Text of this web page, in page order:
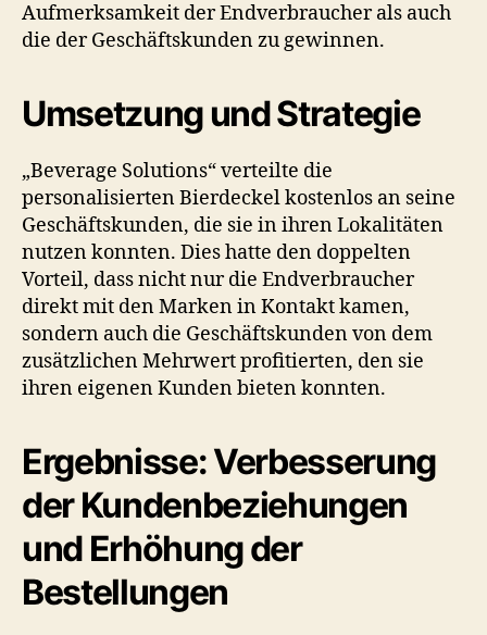
Aufmerksamkeit der Endverbraucher als auch
die der Geschäftskunden zu gewinnen.
Umsetzung und Strategie
„Beverage Solutions“ verteilte die
personalisierten Bierdeckel kostenlos an seine
Geschäftskunden, die sie in ihren Lokalitäten
nutzen konnten. Dies hatte den doppelten
Vorteil, dass nicht nur die Endverbraucher
direkt mit den Marken in Kontakt kamen,
sondern auch die Geschäftskunden von dem
zusätzlichen Mehrwert profitierten, den sie
ihren eigenen Kunden bieten konnten.
Ergebnisse: Verbesserung
der Kundenbeziehungen
und Erhöhung der
Bestellungen